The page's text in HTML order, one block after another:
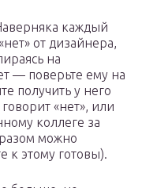
каждый
от дизайнера,
на
— поверьте ему на
получить у него
«нет», или
коллеге за
можно
к этому готовы).